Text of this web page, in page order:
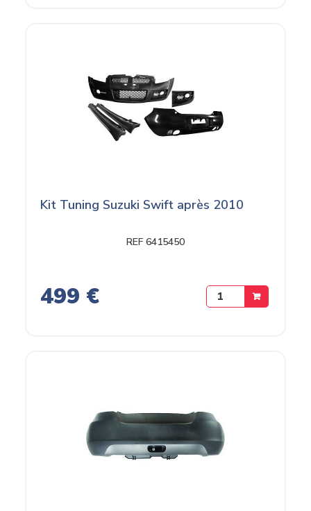
Kit Tuning Suzuki Swift après 2010
REF 6415450
499 €